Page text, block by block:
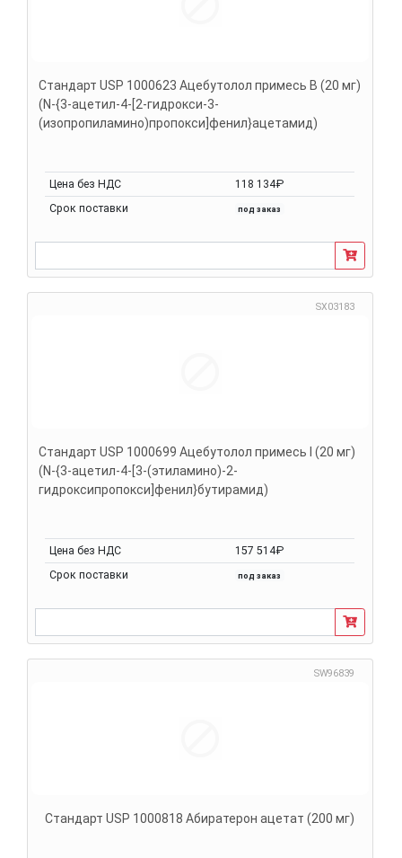
Стандарт USP 1000623 Ацебутолол примесь B (20 мг)
(N-{3-ацетил-4-[2-гидрокси-3-
(изопропиламино)пропокси]фенил}ацетамид)
Цена без НДС
118 134₽
Срок поставки
под заказ
SX03183
Стандарт USP 1000699 Ацебутолол примесь I (20 мг)
(N-{3-ацетил-4-[3-(этиламино)-2-
гидроксипропокси]фенил}бутирамид)
Цена без НДС
157 514₽
Срок поставки
под заказ
SW96839
Стандарт USP 1000818 Абиратерон ацетат (200 мг)